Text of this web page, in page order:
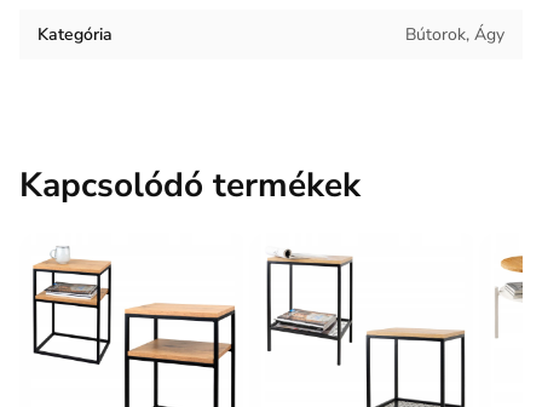
Kategória Bútorok, Ágy
Kapcsolódó termékek